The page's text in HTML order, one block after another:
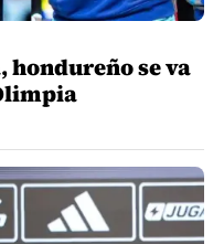
hondureño se va